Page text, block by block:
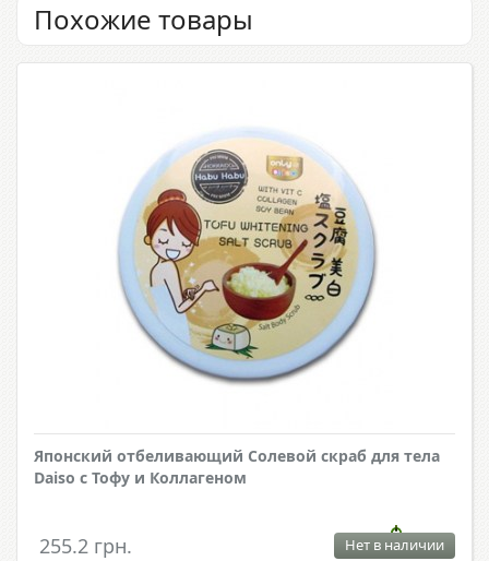
Похожие товары
Японский отбеливающий Солевой скраб для тела
Daiso с Тофу и Коллагеном
255.2 грн. Нет в наличии